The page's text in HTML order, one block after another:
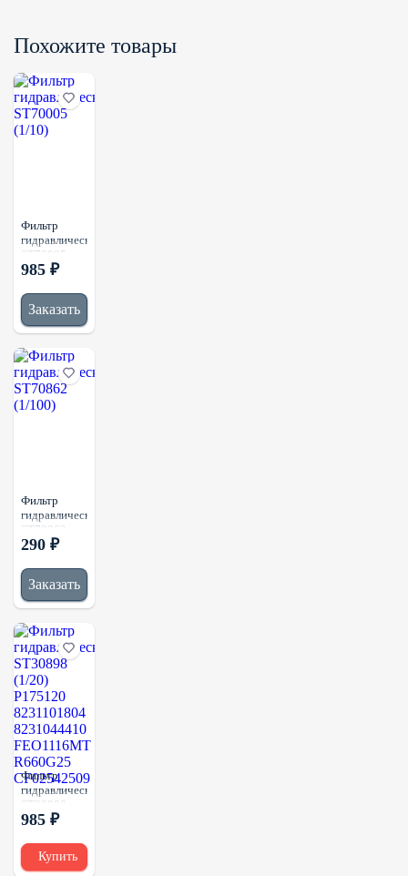
Похожите товары
Фильтр
гидравлический
ST70005
(1/10)
985 ₽
Заказать
Фильтр
гидравлический
ST70862
(1/100)
290 ₽
Заказать
Фильтр
гидравлический
ST30898
(1/20)
8231101804
8231044410
985 ₽
Купить